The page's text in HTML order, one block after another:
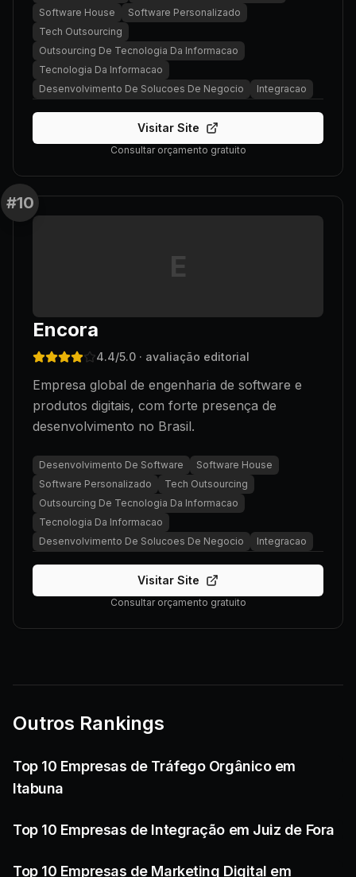
Software House
Software Personalizado
Tech Outsourcing
Outsourcing De Tecnologia Da Informacao
Tecnologia Da Informacao
Desenvolvimento De Solucoes De Negocio
Integracao
Visitar Site
Consultar orçamento gratuito
#10
E
Encora
4.4/5.0 · avaliação editorial
Empresa global de engenharia de software e
produtos digitais, com forte presença de
desenvolvimento no Brasil.
Desenvolvimento De Software
Software House
Software Personalizado
Tech Outsourcing
Outsourcing De Tecnologia Da Informacao
Tecnologia Da Informacao
Desenvolvimento De Solucoes De Negocio
Integracao
Visitar Site
Consultar orçamento gratuito
Outros Rankings
Top 10 Empresas de Tráfego Orgânico em
Itabuna
Top 10 Empresas de Integração em Juiz de Fora
Top 10 Empresas de Marketing Digital em